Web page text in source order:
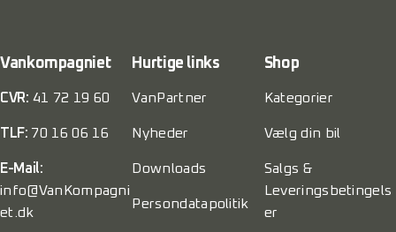
Vankompagniet
CVR: 41 72 19 60
TLF: 70 16 06 16
E-Mail:
info@VanKompagni
et.dk
Hurtige links
VanPartner
Nyheder
Downloads
Persondatapolitik
Shop
Kategorier
Vælg din bil
Salgs &
Leveringsbetingels
er